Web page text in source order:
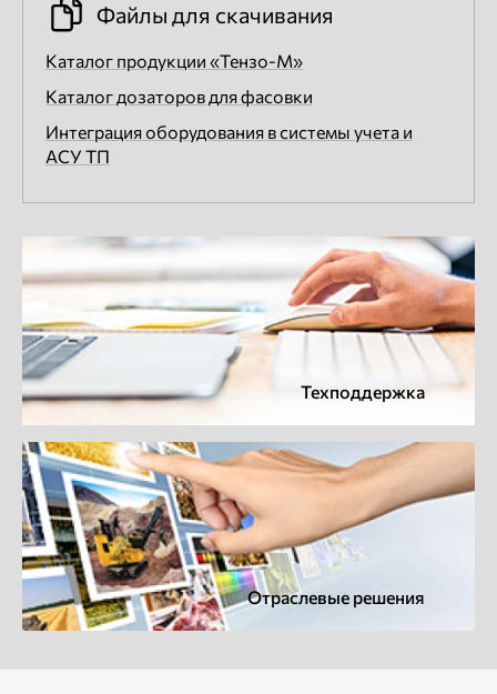
Файлы для скачивания
Каталог продукции «Тензо-М»
Каталог дозаторов для фасовки
Интеграция оборудования в системы учета и
АСУ ТП
Техподдержка
Отраслевые решения